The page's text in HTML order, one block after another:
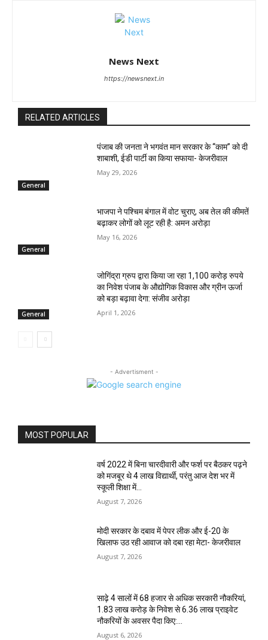
News Next
https://newsnext.in
RELATED ARTICLES
General
पंजाब की जनता ने भगवंत मान सरकार के ‘‘काम’’ को दी
शाबाशी, ईडी पार्टी का किया सफाया- केजरीवाल
May 29, 2026
General
भाजपा ने पश्चिम बंगाल में वोट चुराए, अब तेल की कीमतें
बढ़ाकर लोगों को लूट रही है: अमन अरोड़ा
May 16, 2026
General
जोगिंद्रा ग्रुप द्वारा किया जा रहा 1,100 करोड़ रुपये
का निवेश पंजाब के औद्योगिक विकास और ग्रीन ऊर्जा
को बड़ा बढ़ावा देगा: संजीव अरोड़ा
April 1, 2026
- Advertisment -
MOST POPULAR
वर्ष 2022 में बिना चारदीवारी और फर्श पर बैठकर पढ़ने
को मजबूर थे 4 लाख विद्यार्थी, परंतु आज देश भर में
स्कूली शिक्षा में...
August 7, 2026
मोदी सरकार के दबाव में पेपर लीक और ई-20 के
खिलाफ उठ रही आवाज को दबा रहा मेटा- केजरीवाल
August 7, 2026
साढ़े 4 सालों में 68 हजार से अधिक सरकारी नौकरियां,
1.83 लाख करोड़ के निवेश से 6.36 लाख प्राइवेट
नौकरियों के अवसर पैदा किए:...
August 6, 2026